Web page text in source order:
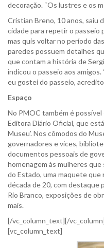
decoração. “Os lustres e os
Cristian Breno, 10 anos, saiu
cidade para repetir o passeio
mas quis voltar no período
paredes possuem detalhes
que contam a história de
indicou o passeio aos amigos.
eu gostei do passeio,
Espaço
No PMOC também é
Editora Diário Oficial, que
Museu’. Nos cômodos do
governadores e vices,
documentos pessoais de
homenagem às mulheres
do Estado, uma maquete que
década de 20, com destaque
Rio Branco, exposições de
mais.
[/vc_column_text][/
[vc_column_text]